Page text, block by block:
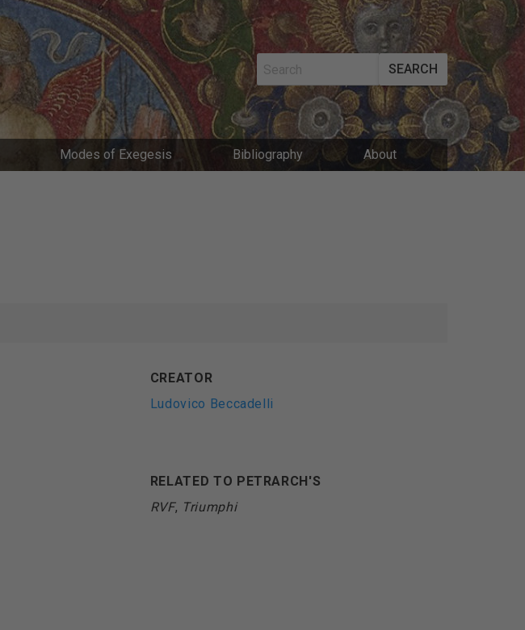
SEARCH
MAIN
Modes of Exegesis Bibliography About
CREATOR
Ludovico Beccadelli
RELATED TO PETRARCH'S
RVF, Triumphi